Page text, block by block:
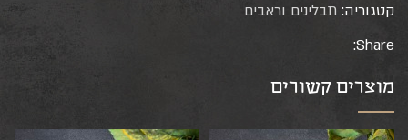
קטגוריה: תבלינים וראבים
Share:
מוצרים קשורים